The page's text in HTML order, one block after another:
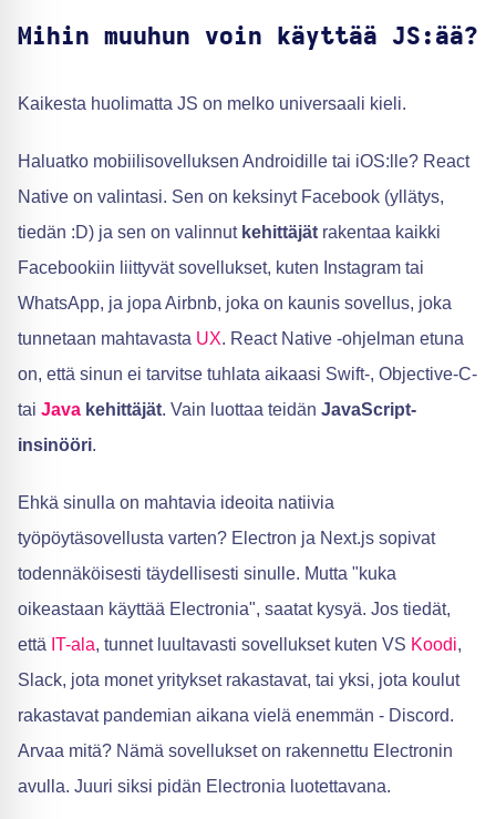
Mihin muuhun voin käyttää JS:ää?
Kaikesta huolimatta JS on melko universaali kieli.
Haluatko mobiilisovelluksen Androidille tai iOS:lle? React
Native on valintasi. Sen on keksinyt Facebook (yllätys,
tiedän :D) ja sen on valinnut kehittäjät rakentaa kaikki
Facebookiin liittyvät sovellukset, kuten Instagram tai
WhatsApp, ja jopa Airbnb, joka on kaunis sovellus, joka
tunnetaan mahtavasta UX. React Native -ohjelman etuna
on, että sinun ei tarvitse tuhlata aikaasi Swift-, Objective-C-
tai Java kehittäjät. Vain luottaa teidän JavaScript-
insinööri.
Ehkä sinulla on mahtavia ideoita natiivia
työpöytäsovellusta varten? Electron ja Next.js sopivat
todennäköisesti täydellisesti sinulle. Mutta "kuka
oikeastaan käyttää Electronia", saatat kysyä. Jos tiedät,
että IT-ala, tunnet luultavasti sovellukset kuten VS Koodi,
Slack, jota monet yritykset rakastavat, tai yksi, jota koulut
rakastavat pandemian aikana vielä enemmän - Discord.
Arvaa mitä? Nämä sovellukset on rakennettu Electronin
avulla. Juuri siksi pidän Electronia luotettavana.